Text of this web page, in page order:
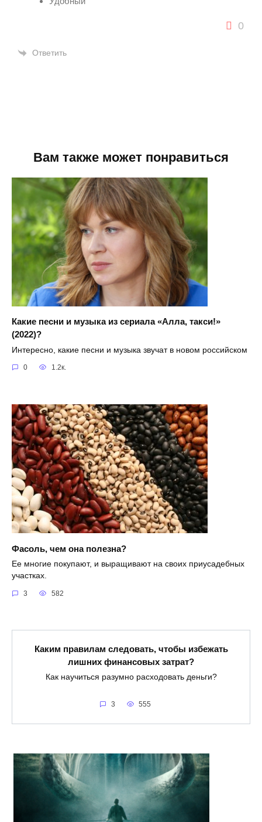
0
Ответить
Вам также может понравиться
Какие песни и музыка из сериала «Алла, такси!»
(2022)?
Интересно, какие песни и музыка звучат в новом российском
0 1.2к.
Фасоль, чем она полезна?
Ее многие покупают, и выращивают на своих приусадебных
участках.
3 582
Каким правилам следовать, чтобы избежать
лишних финансовых затрат?
Как научиться разумно расходовать деньги?
3 555